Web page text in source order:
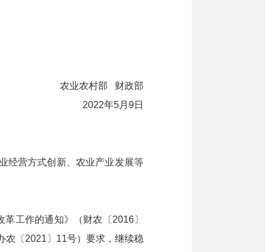
农业农村部 财政部
2022年5月9日
营方式创新、农业产业发展等
工作的通知》（财农〔2016〕
农〔2021〕11号）要求，继续稳